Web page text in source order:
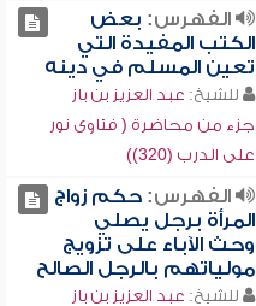
الفهرس: بعض
الكتب المفيدة التي
تعين المسلم في دينه
للشيخ: عبد العزيز بن باز
جزء من محاضرة ( فتاوى نور
على الدرب (320))
الفهرس:حكم زواج
المرأة برجل يصلي
وحث الآباء على تزويج
مولياتهم بالرجل الصالح
للشيخ: عبد العزيز بن باز